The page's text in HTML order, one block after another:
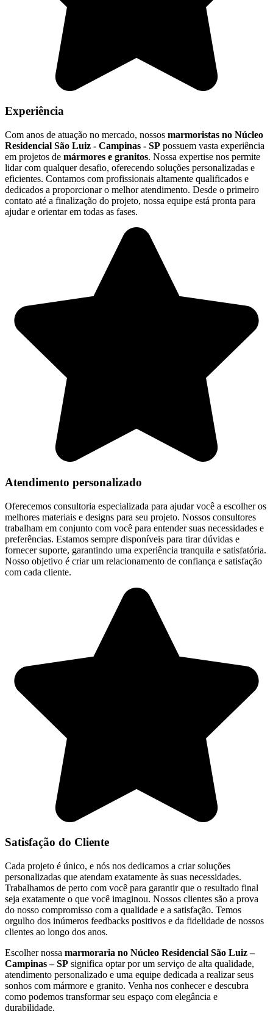
Experiência
Com anos de atuação no mercado, nossos marmoristas no Núcleo
Residencial São Luiz - Campinas - SP possuem vasta experiência
em projetos de mármores e granitos. Nossa expertise nos permite
lidar com qualquer desafio, oferecendo soluções personalizadas e
eficientes. Contamos com profissionais altamente qualificados e
dedicados a proporcionar o melhor atendimento. Desde o primeiro
contato até a finalização do projeto, nossa equipe está pronta para
ajudar e orientar em todas as fases.
Atendimento personalizado
Oferecemos consultoria especializada para ajudar você a escolher os
melhores materiais e designs para seu projeto. Nossos consultores
trabalham em conjunto com você para entender suas necessidades e
preferências. Estamos sempre disponíveis para tirar dúvidas e
fornecer suporte, garantindo uma experiência tranquila e satisfatória.
Nosso objetivo é criar um relacionamento de confiança e satisfação
com cada cliente.
Satisfação do Cliente
Cada projeto é único, e nós nos dedicamos a criar soluções
personalizadas que atendam exatamente às suas necessidades.
Trabalhamos de perto com você para garantir que o resultado final
seja exatamente o que você imaginou. Nossos clientes são a prova
do nosso compromisso com a qualidade e a satisfação. Temos
orgulho dos inúmeros feedbacks positivos e da fidelidade de nossos
clientes ao longo dos anos.
Escolher nossa marmoraria no Núcleo Residencial São Luiz –
Campinas – SP significa optar por um serviço de alta qualidade,
atendimento personalizado e uma equipe dedicada a realizar seus
sonhos com mármore e granito. Venha nos conhecer e descubra
como podemos transformar seu espaço com elegância e
durabilidade.